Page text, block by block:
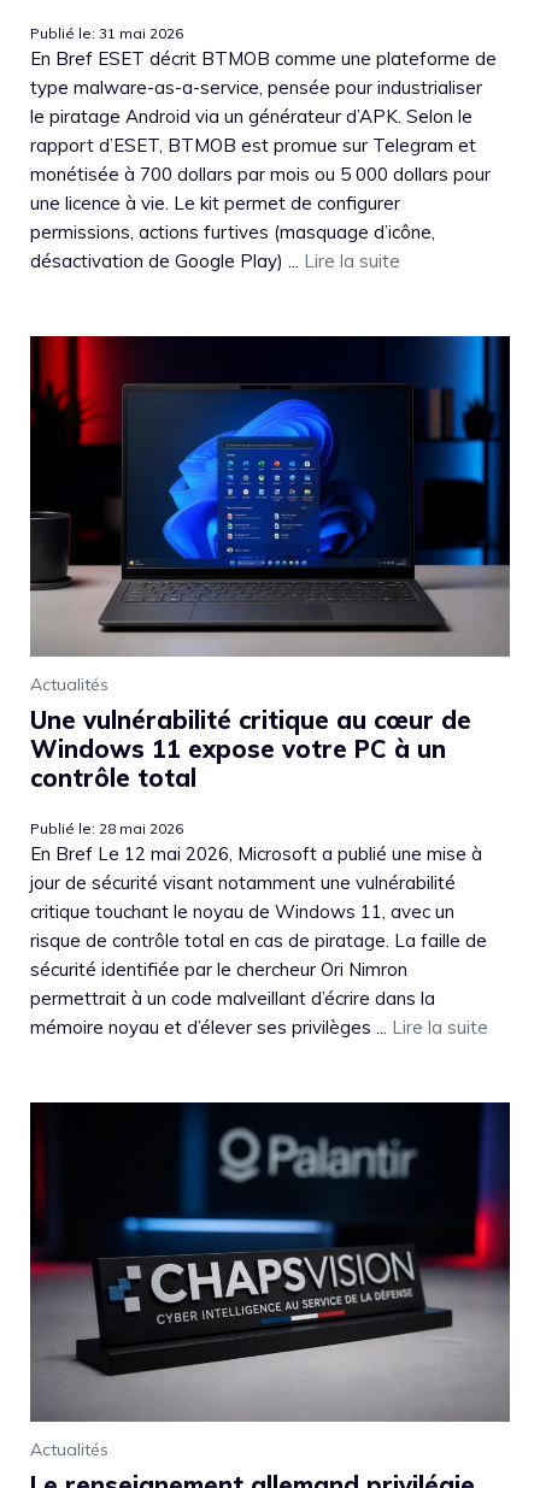
Publié le: 31 mai 2026
En Bref ESET décrit BTMOB comme une plateforme de
type malware-as-a-service, pensée pour industrialiser
le piratage Android via un générateur d’APK. Selon le
rapport d’ESET, BTMOB est promue sur Telegram et
monétisée à 700 dollars par mois ou 5 000 dollars pour
une licence à vie. Le kit permet de configurer
permissions, actions furtives (masquage d’icône,
désactivation de Google Play) ... Lire la suite
Actualités
Une vulnérabilité critique au cœur de
Windows 11 expose votre PC à un
contrôle total
Publié le: 28 mai 2026
En Bref Le 12 mai 2026, Microsoft a publié une mise à
jour de sécurité visant notamment une vulnérabilité
critique touchant le noyau de Windows 11, avec un
risque de contrôle total en cas de piratage. La faille de
sécurité identifiée par le chercheur Ori Nimron
permettrait à un code malveillant d’écrire dans la
mémoire noyau et d’élever ses privilèges ... Lire la suite
Actualités